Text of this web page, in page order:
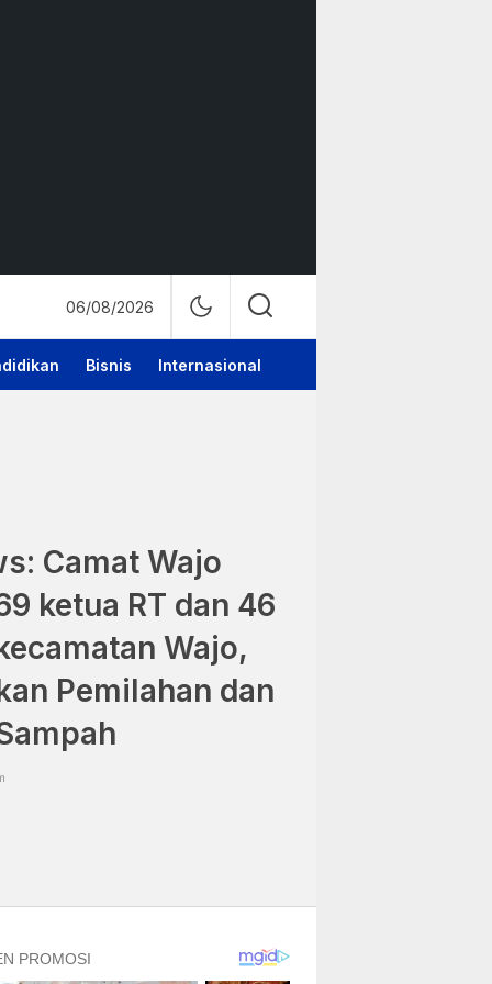
06/08/2026
Bisnis Internasional
Camat Wajo
ketua RT dan 46
Wajo,
Pemilahan dan